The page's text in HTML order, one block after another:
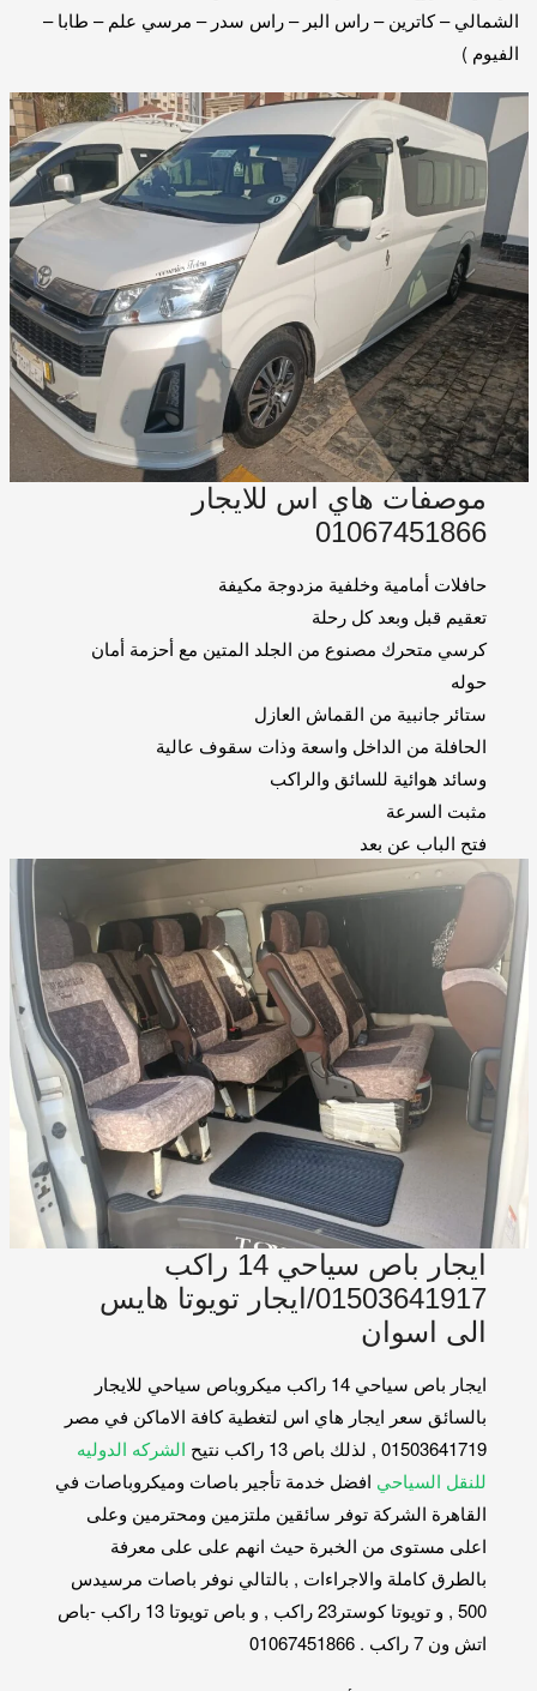
الشمالي – كاترين – راس البر – راس سدر – مرسي علم – طابا –
الفيوم )
موصفات هاي اس للايجار
01067451866
حافلات أمامية وخلفية مزدوجة مكيفة
تعقيم قبل وبعد كل رحلة
كرسي متحرك مصنوع من الجلد المتين مع أحزمة أمان
حوله
ستائر جانبية من القماش العازل
الحافلة من الداخل واسعة وذات سقوف عالية
وسائد هوائية للسائق والراكب
مثبت السرعة
فتح الباب عن بعد
ايجار باص سياحي 14 راكب
01503641917/ايجار تويوتا هايس
الى اسوان
ايجار باص سياحي 14 راكب ميكروباص سياحي للايجار
بالسائق سعر ايجار هاي اس لتغطية كافة الاماكن في مصر
01503641719 , لذلك باص 13 راكب نتيح
الشركه الدوليه
للنقل السياحي افضل خدمة تأجير باصات وميكروباصات في
القاهرة الشركة توفر سائقين ملتزمين ومحترمين وعلى
اعلى مستوى من الخبرة حيث انهم على على معرفة
بالطرق كاملة والاجراءات , بالتالي نوفر باصات مرسيدس
500 , و تويوتا كوستر23 راكب , و باص تويوتا 13 راكب -باص
اتش ون 7 راكب . 01067451866